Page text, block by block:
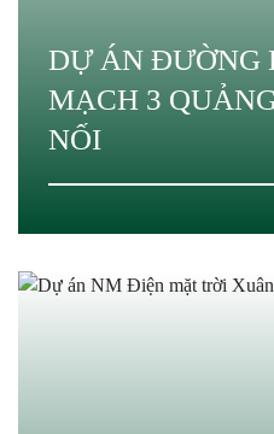
DỰ ÁN ĐƯỜNG
MẠCH 3
NỐI